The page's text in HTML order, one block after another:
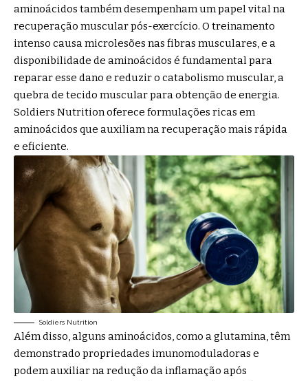
aminoácidos também desempenham um papel vital na
recuperação muscular pós-exercício. O treinamento
intenso causa microlesões nas fibras musculares, e a
disponibilidade de aminoácidos é fundamental para
reparar esse dano e reduzir o catabolismo muscular, a
quebra de tecido muscular para obtenção de energia.
Soldiers Nutrition oferece formulações ricas em
aminoácidos que auxiliam na recuperação mais rápida
e eficiente.
Soldiers Nutrition
Além disso, alguns aminoácidos, como a glutamina, têm
demonstrado propriedades imunomoduladoras e
podem auxiliar na redução da inflamação após